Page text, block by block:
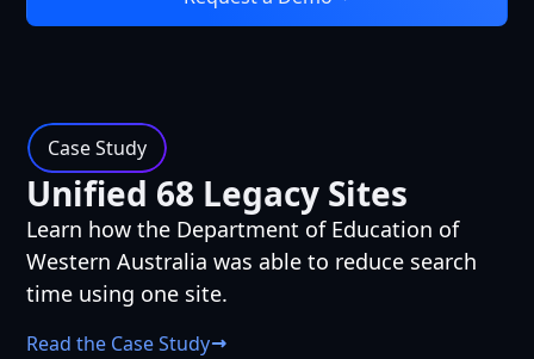
Case Study
Unified 68 Legacy Sites
Learn how the Department of Education of
Western Australia was able to reduce search
time using one site.
Read the Case Study